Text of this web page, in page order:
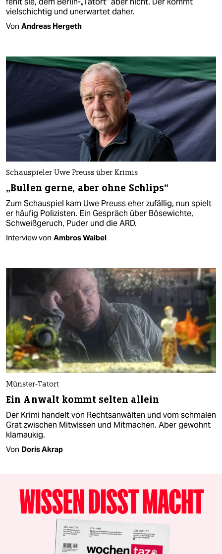
vielschichtig und unerwartet daher.
Von Andreas Hergeth
Schauspieler Uwe Preuss über Krimis
„Bullen gerne, aber ohne Schlips“
Zum Schauspiel kam Uwe Preuss eher zufällig, nun spielt
er häufig Polizisten. Ein Gespräch über Bösewichte,
Schweißgeruch, Puder und die ARD.
Interview von Ambros Waibel
Münster-Tatort
Ein Anwalt kommt selten allein
Der Krimi handelt von Rechtsanwälten und vom schmalen
Grat zwischen Mitwissen und Mitmachen. Aber gewohnt
klamaukig.
Von Doris Akrap